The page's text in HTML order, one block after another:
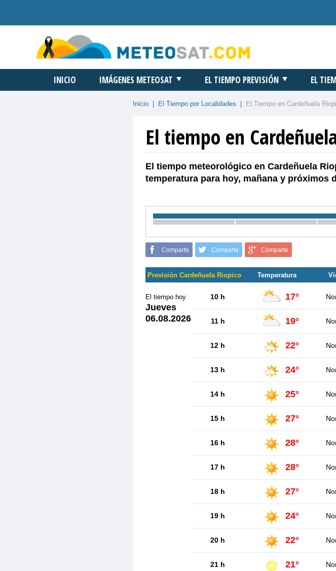
INICIO IMÁGENES METEOSAT EL TIEMPO PREVISIÓN EL
Inicio El Tiempo por Localidades El Tiempo en Cardeñuela
El tiempo en
El tiempo meteorológico en Cardeñuela
temperatura para hoy, mañana y próximos
Comparte Comparte Comparte
Previsión Cardeñuela Riopico Temperatura
El tiempo hoy
Jueves
06.08.2026
10 h 17°
11 h 19°
12 h 22°
13 h 24°
14 h 25°
15 h 27°
16 h 28°
17 h 28°
18 h 27°
19 h 24°
20 h 22°
21 h 21°